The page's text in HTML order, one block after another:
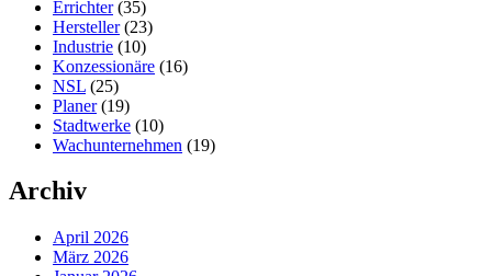
Errichter(35)
Hersteller(23)
Industrie (10)
Konzessionäre (16)
NSL (25)
Planer(19)
Stadtwerke (10)
Wachunternehmen (19)
Archiv
April 2026
März 2026